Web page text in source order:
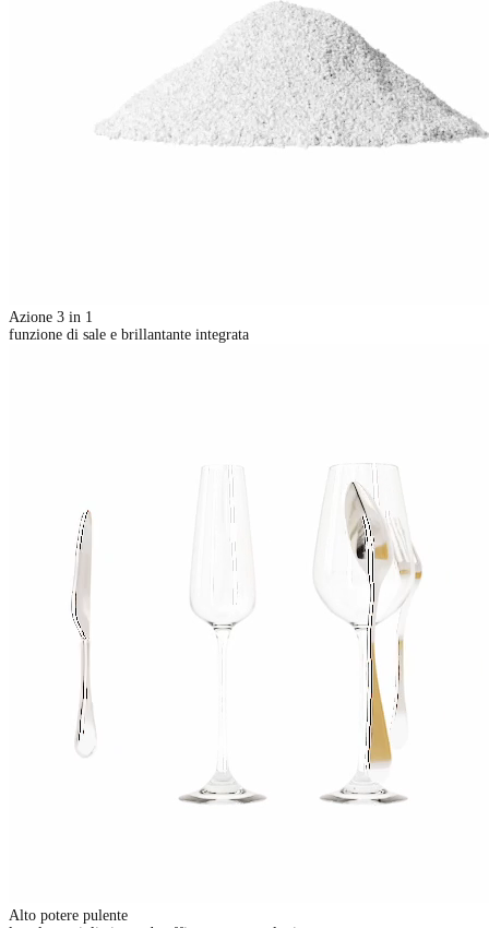
Azione 3 in 1
funzione di sale e brillantante integrata
Alto potere pulente